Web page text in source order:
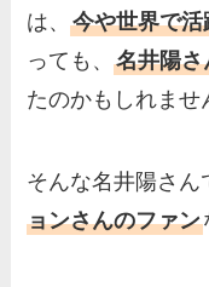
は、今や世界で
っても、名井陽
たのかもしれませ
そんな名井陽さ
ョンさんのファン